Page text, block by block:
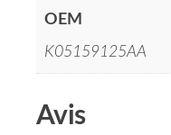
OEM
K05159125AA
Avis